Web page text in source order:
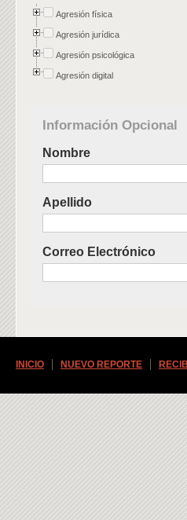
Agresión física
Agresión jurídica
Agresión psicológica
Agresión digital
Información Opcional
Nombre
Apellido
Correo Electrónico
INICIO NUEVO REPORTE